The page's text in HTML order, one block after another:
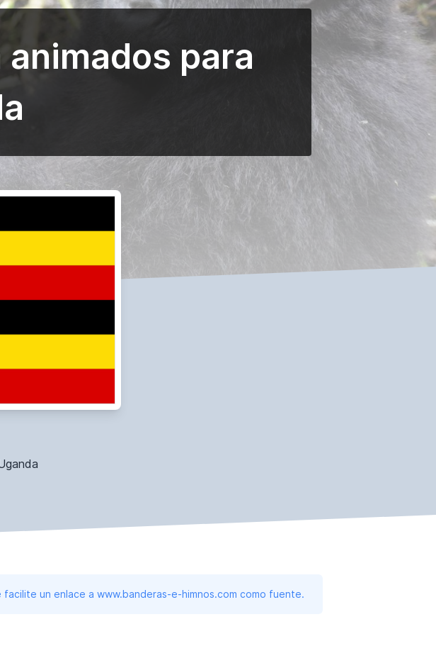
para
un enlace a www.banderas-e-himnos.com como fuente.